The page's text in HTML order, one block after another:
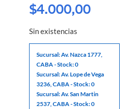
$4.000,00
Sin existencias
Sucursal: Av. Nazca 1777,
CABA - Stock: 0
Sucursal: Av. Lope de Vega
3236, CABA - Stock: 0
Sucursal: Av. San Martin
2537, CABA - Stock: 0